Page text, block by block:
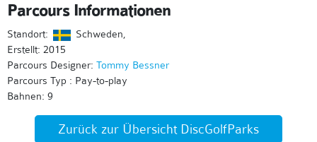
Parcours Informationen
Standort:
Schweden,
Erstellt: 2015
Parcours Designer: Tommy Bessner
Parcours Typ : Pay-to-play
Bahnen: 9
Zurück zur Übersicht DiscGolfParks